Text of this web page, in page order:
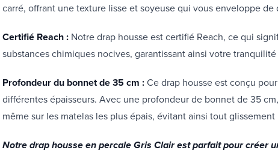
carré, offrant une texture lisse et soyeuse qui vous enveloppe de
Certifié Reach : Notre drap housse est certifié Reach, ce qui
substances chimiques nocives, garantissant ainsi votre
Profondeur du bonnet de 35 cm :Ce drap housse est conçu
différentes épaisseurs. Avec une profondeur de bonnet de 35
même sur les matelas les plus épais, évitant ainsi tout
Notre drap housse en percale Gris Clair est parfait pour créer